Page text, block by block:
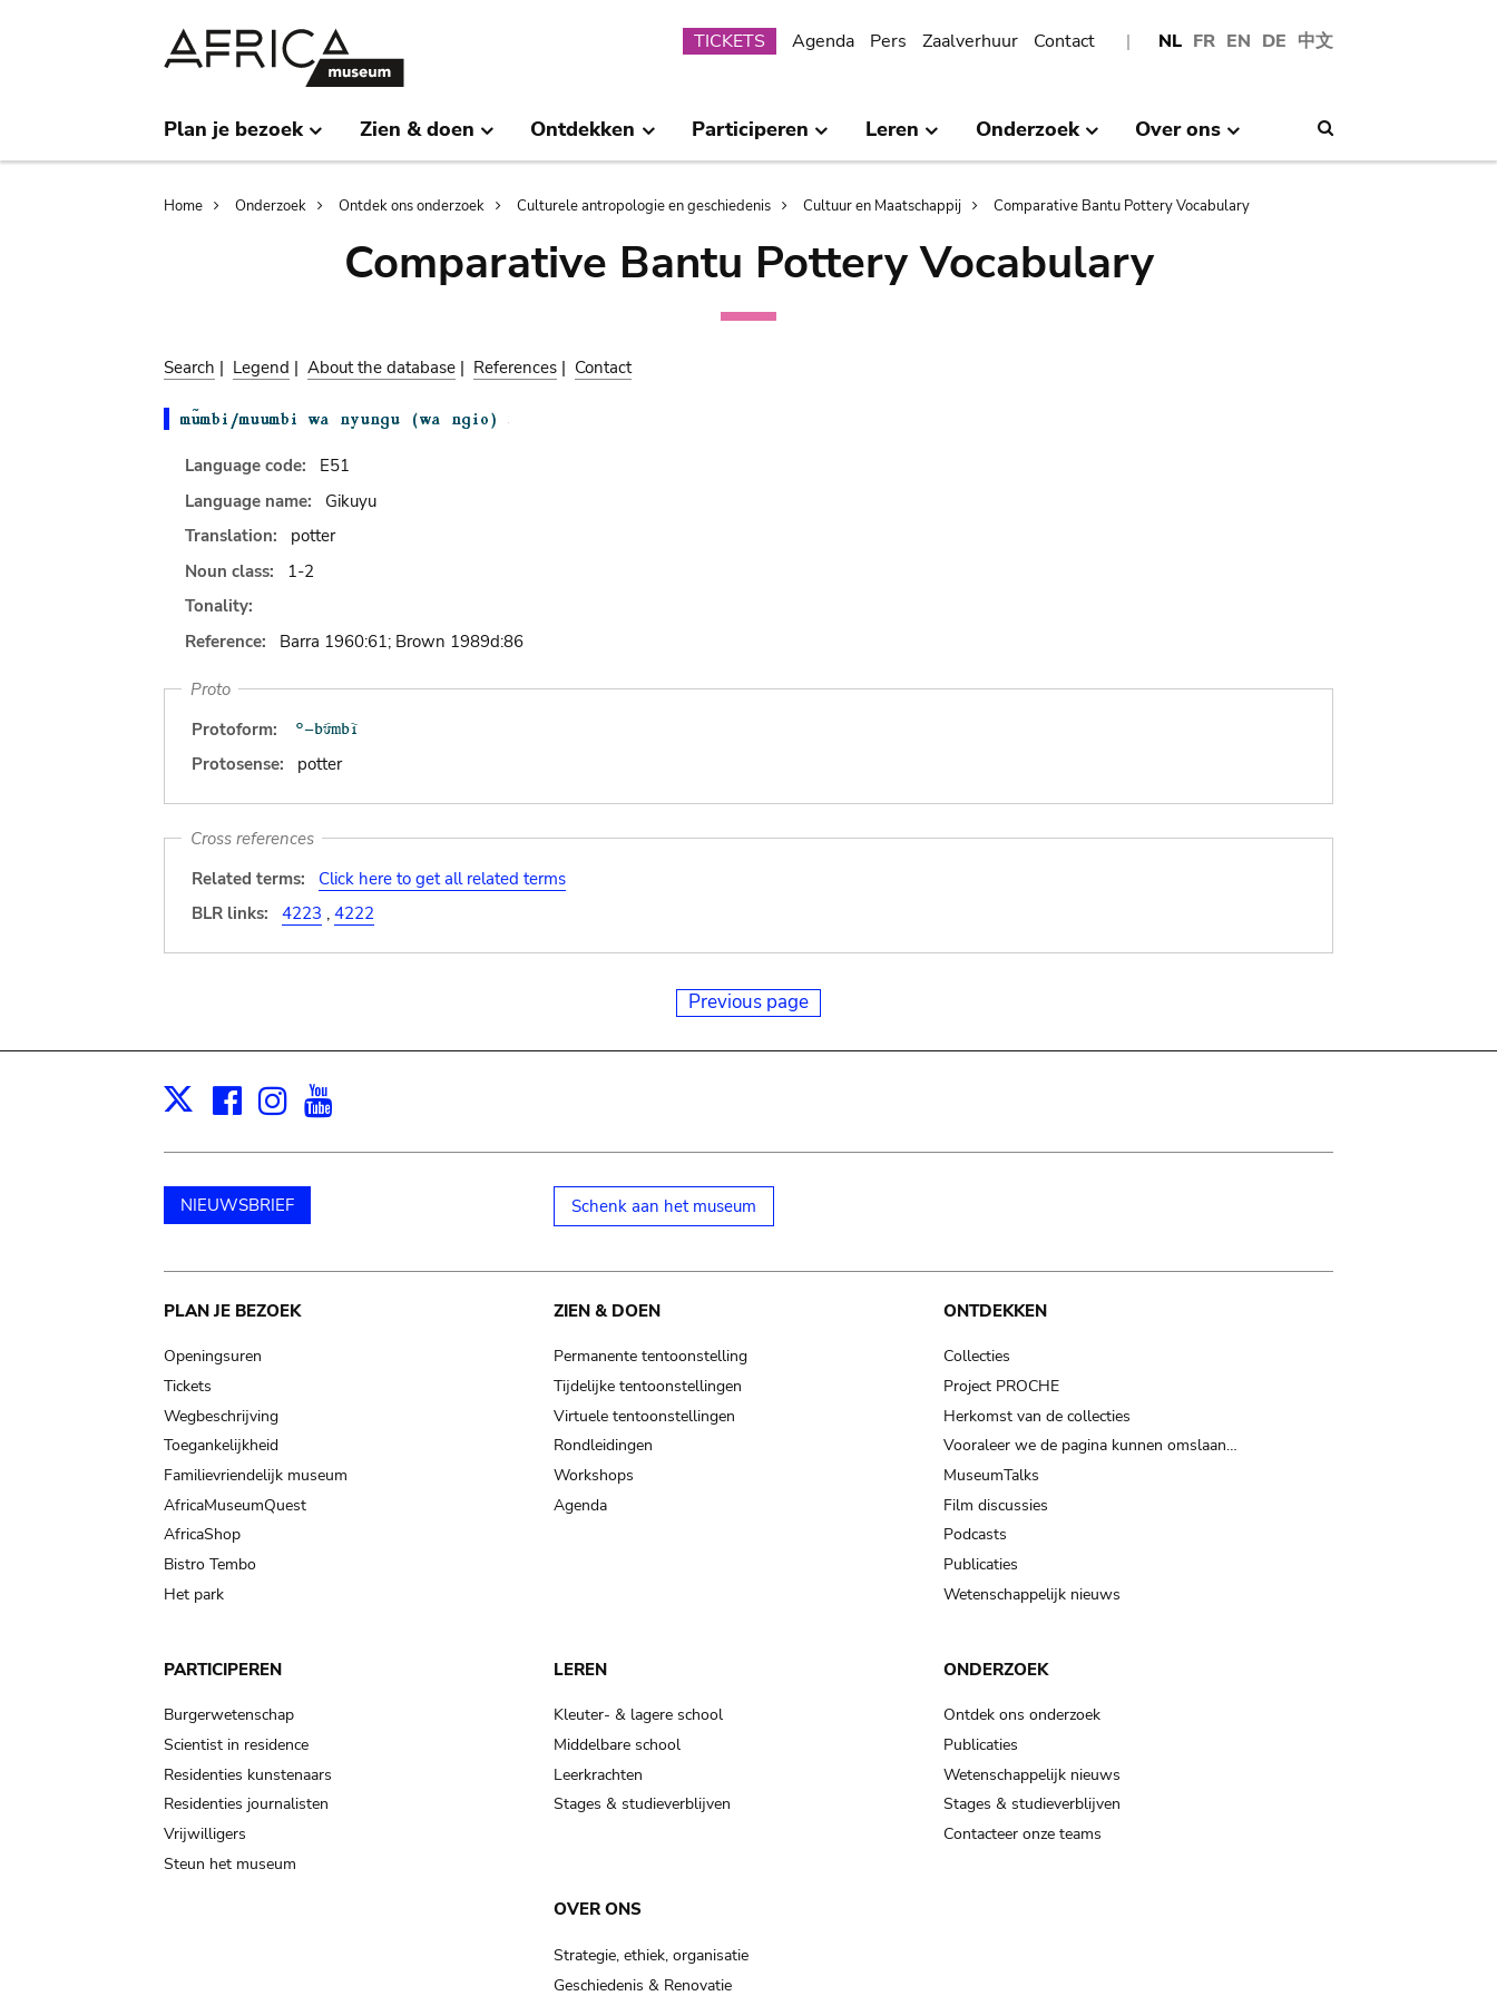
NL FR EN DE 中文
Submenu
TICKETS Agenda Pers Zaalverhuur Contact
Plan je bezoek Zien & doen Ontdekken Participeren Leren Onderzoek Over ons
Breadcrumb
Home Onderzoek Ontdek ons onderzoek Culturele antropologie en geschiedenis Cultuur en Maatschappij Comparative Bantu Pottery Vocabulary
Comparative Bantu Pottery Vocabulary
Search | Legend | About the database | References | Contact
Language code:
E51
Language name:
Gikuyu
Translation:
potter
Noun class:
1-2
Tonality:
Reference:
Barra 1960:61; Brown 1989d:86
Proto
Protoform:
Protosense:
potter
Cross references
Related terms:
Click here to get all related terms
BLR links:
4223 , 4222
Previous page
X Facebook
Instagram
NIEUWSBRIEF Schenk aan het museum
Main
navigation
PLAN JE BEZOEK
Openingsuren
Tickets
Wegbeschrijving
Toegankelijkheid
Familievriendelijk museum
AfricaMuseumQuest
AfricaShop
Bistro Tembo
Het park
ZIEN & DOEN
Permanente tentoonstelling
Tijdelijke tentoonstellingen
Virtuele tentoonstellingen
Rondleidingen
Workshops
Agenda
ONTDEKKEN
Collecties
Project PROCHE
Herkomst van de collecties
Vooraleer we de pagina kunnen omslaan…
MuseumTalks
Film discussies
Podcasts
Publicaties
Wetenschappelijk nieuws
PARTICIPEREN
Burgerwetenschap
Scientist in residence
Residenties kunstenaars
Residenties journalisten
Vrijwilligers
Steun het museum
LEREN
Kleuter- & lagere school
Middelbare school
Leerkrachten
Stages & studieverblijven
ONDERZOEK
Ontdek ons onderzoek
Publicaties
Wetenschappelijk nieuws
Stages & studieverblijven
Contacteer onze teams
OVER ONS
Strategie, ethiek, organisatie
Geschiedenis & Renovatie